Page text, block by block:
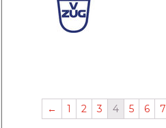
← 1 2 3 4 5 6 7